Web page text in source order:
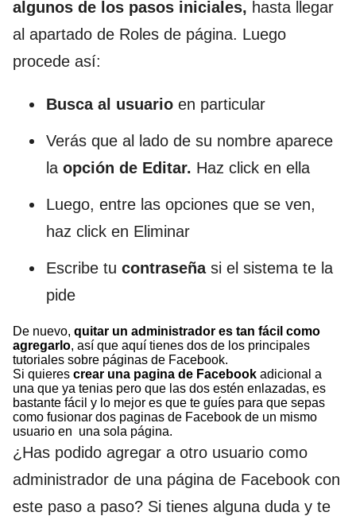
algunos de los pasos iniciales, hasta llegar
al apartado de Roles de página. Luego
procede así:
Busca al usuario en particular
Verás que al lado de su nombre aparece
la opción de Editar. Haz click en ella
Luego, entre las opciones que se ven,
haz click en Eliminar
Escribe tu contraseñasi el sistema te la
pide
De nuevo, quitar un administrador es tan fácil como
agregarlo, así que aquí tienes dos de los principales
tutoriales sobre páginas de Facebook.
Si quieres crear una pagina de Facebook adicional a
una que ya tenias pero que las dos estén enlazadas, es
bastante fácil y lo mejor es que te guíes para que sepas
como fusionar dos paginas de Facebook de un mismo
usuario en una sola página.
¿Has podido agregar a otro usuario como
administrador de una página de Facebook con
este paso a paso? Si tienes alguna duda y te